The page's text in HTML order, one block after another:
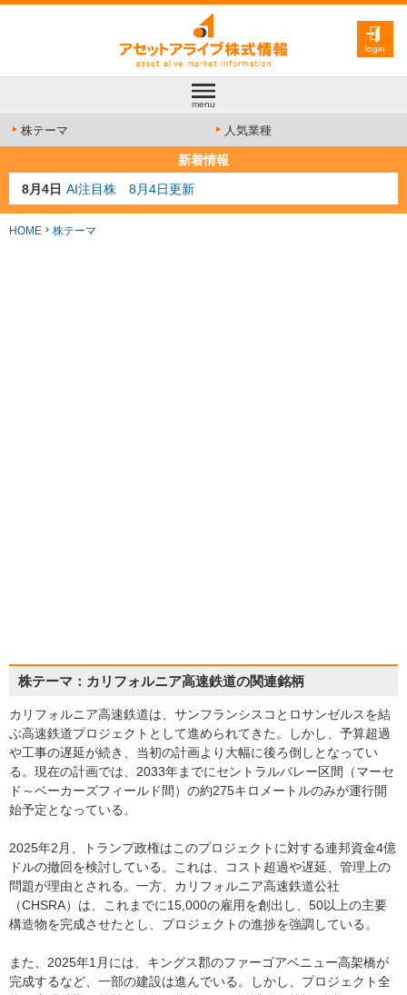
login
menu
株テーマ 人気業種
新着情報
8月4日 AI注目株 8月4日更新
8月3日 人気業種注目株 8月3日更新
8月2日 金融注目株 8月2日更新
HOME 株テーマ
株テーマ：カリフォルニア高速鉄道の関連銘柄
カリフォルニア高速鉄道は、サンフランシスコとロサンゼルスを結
ぶ高速鉄道プロジェクトとして進められてきた。しかし、予算超過
や工事の遅延が続き、当初の計画より大幅に後ろ倒しとなってい
る。現在の計画では、2033年までにセントラルバレー区間（マーセ
ド～ベーカーズフィールド間）の約275キロメートルのみが運行開
始予定となっている。
2025年2月、トランプ政権はこのプロジェクトに対する連邦資金4億
ドルの撤回を検討している。これは、コスト超過や遅延、管理上の
問題が理由とされる。一方、カリフォルニア高速鉄道公社
（CHSRA）は、これまでに15,000の雇用を創出し、50以上の主要
構造物を完成させたとし、プロジェクトの進捗を強調している。
また、2025年1月には、キングス郡のファーゴアベニュー高架橋が
完成するなど、一部の建設は進んでいる。しかし、プロジェクト全